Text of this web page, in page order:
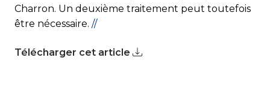
Charron. Un deuxième traitement peut toutefois
être nécessaire. //
Télécharger cet article